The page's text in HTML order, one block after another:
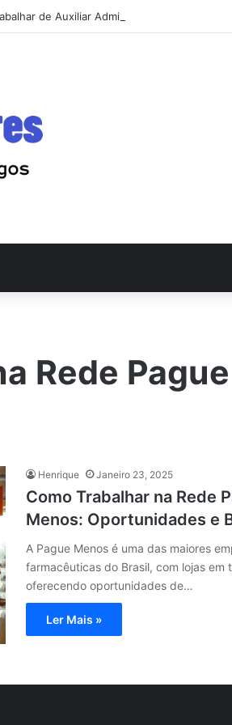
de Auxiliar Administrativo e conseguir
Rede Pague
Henrique Janeiro 23, 2025
Como Trabalhar na Rede
Menos: Oportunidades e
A Pague Menos é uma das maiores
farmacêuticas do Brasil, com lojas em
oferecendo oportunidades de…
Ler Mais »